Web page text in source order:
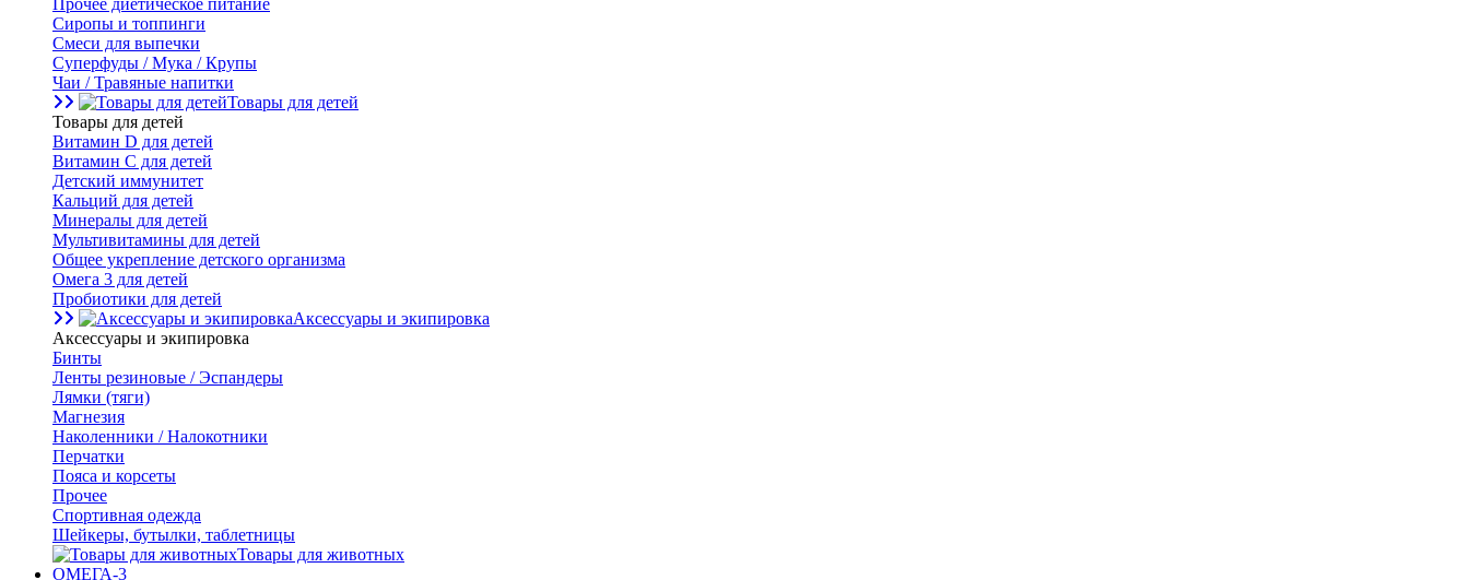
Прочее диетическое питание
Сиропы и топпинги
Смеси для выпечки
Суперфуды / Мука / Крупы
Чаи / Травяные напитки
Товары для детей
Товары для детей
Витамин D для детей
Витамин С для детей
Детский иммунитет
Кальций для детей
Минералы для детей
Мультивитамины для детей
Общее укрепление детского организма
Омега 3 для детей
Пробиотики для детей
Аксессуары и экипировка
Аксессуары и экипировка
Бинты
Ленты резиновые / Эспандеры
Лямки (тяги)
Магнезия
Наколенники / Налокотники
Перчатки
Пояса и корсеты
Прочее
Спортивная одежда
Шейкеры, бутылки, таблетницы
Товары для животных
ОМЕГА-3